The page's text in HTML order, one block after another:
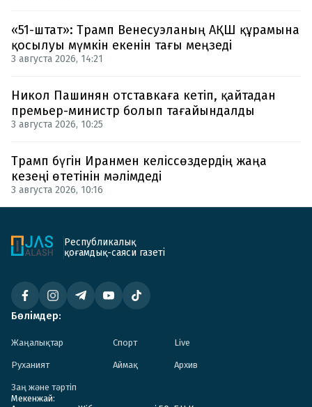
«51-штат»: Трамп Венесуэланың АҚШ құрамына
қосылуы мүмкін екенін тағы меңзеді
3 августа 2026, 14:21
Никол Пашинян отставкаға кетіп, қайтадан
премьер-министр болып тағайындалды
3 августа 2026, 10:25
Трамп бүгін Иранмен келіссөздердің жаңа
кезеңі өтетінін мәлімдеді
3 августа 2026, 10:16
Республикалық
қоғамдық-саяси газеті
Бөлімдер:
Жаңалықтар Спорт Live
Руханият Аймақ Архив
Заң және тәртіп
Мекенжай: